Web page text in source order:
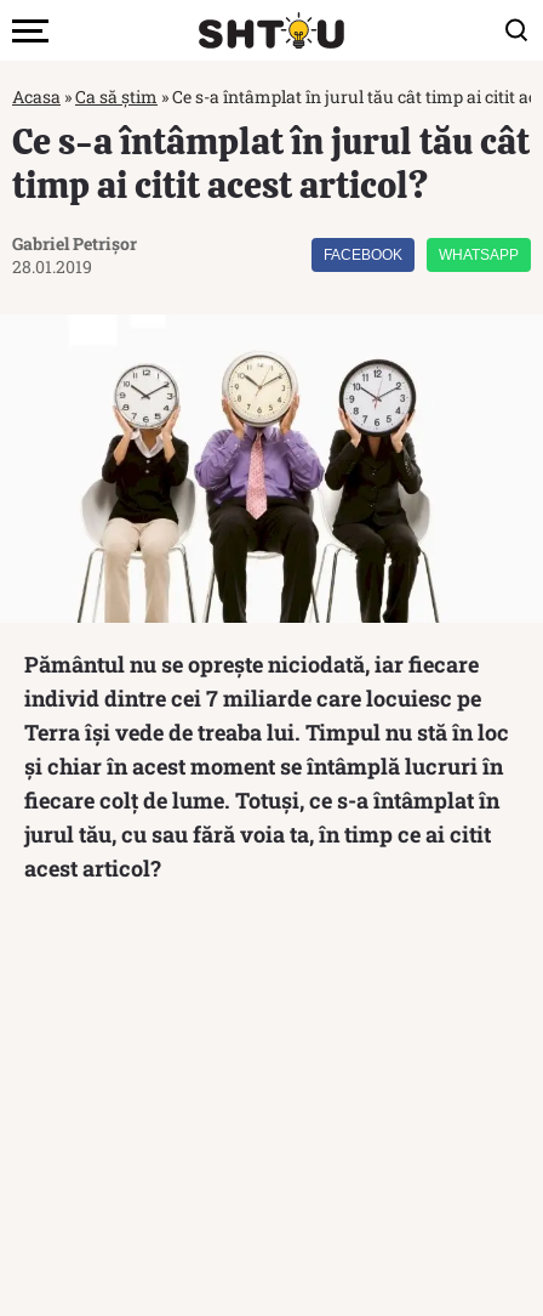
Acasa »Ca să știm »Ce s-a întâmplat în jurul tău cât timp ai citit
Ce s-a întâmplat în jurul tău cât
timp ai citit acest articol?
Gabriel Petrișor
28.01.2019
FACEBOOK WHATSAPP
Pământul nu se oprește niciodată, iar fiecare
individ dintre cei 7 miliarde care locuiesc pe
Terra își vede de treaba lui. Timpul nu stă în loc
și chiar în acest moment se întâmplă lucruri în
fiecare colț de lume. Totuși, ce s-a întâmplat în
jurul tău, cu sau fără voia ta, în timp ce ai citit
acest articol?